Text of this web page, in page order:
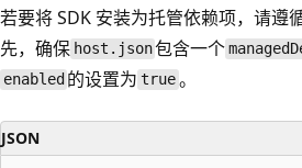
若要将 SDK 安装为托管依赖项，请遵
先，确保 host.json包含一个
enabled 的设置为true。
JSON